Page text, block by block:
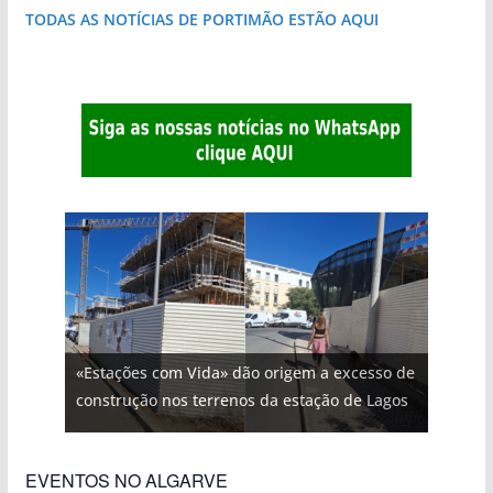
TODAS AS NOTÍCIAS DE PORTIMÃO ESTÃO AQUI
«Estações com Vida» dão origem a excesso de
construção nos terrenos da estação de Lagos
EVENTOS NO ALGARVE